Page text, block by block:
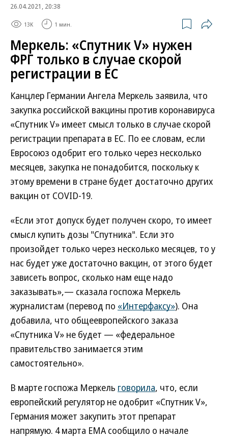
26.04.2021, 20:38
13K 1 мин.
Меркель: «Спутник V» нужен
ФРГ только в случае скорой
регистрации в ЕС
Канцлер Германии Ангела Меркель заявила, что
закупка российской вакцины против коронавируса
«Спутник V» имеет смысл только в случае скорой
регистрации препарата в ЕС. По ее словам, если
Евросоюз одобрит его только через несколько
месяцев, закупка не понадобится, поскольку к
этому времени в стране будет достаточно других
вакцин от COVID-19.
«Если этот допуск будет получен скоро, то имеет
смысл купить дозы "Спутника". Если это
произойдет только через несколько месяцев, то у
нас будет уже достаточно вакцин, от этого будет
зависеть вопрос, сколько нам еще надо
заказывать»,— сказала госпожа Меркель
журналистам (перевод по «Интерфаксу»). Она
добавила, что общеевропейского заказа
«Спутника V» не будет — «федеральное
правительство занимается этим
самостоятельно».
В марте госпожа Меркель говорила, что, если
европейский регулятор не одобрит «Спутник V»,
Германия может закупить этот препарат
напрямую. 4 марта EMA сообщило о начале